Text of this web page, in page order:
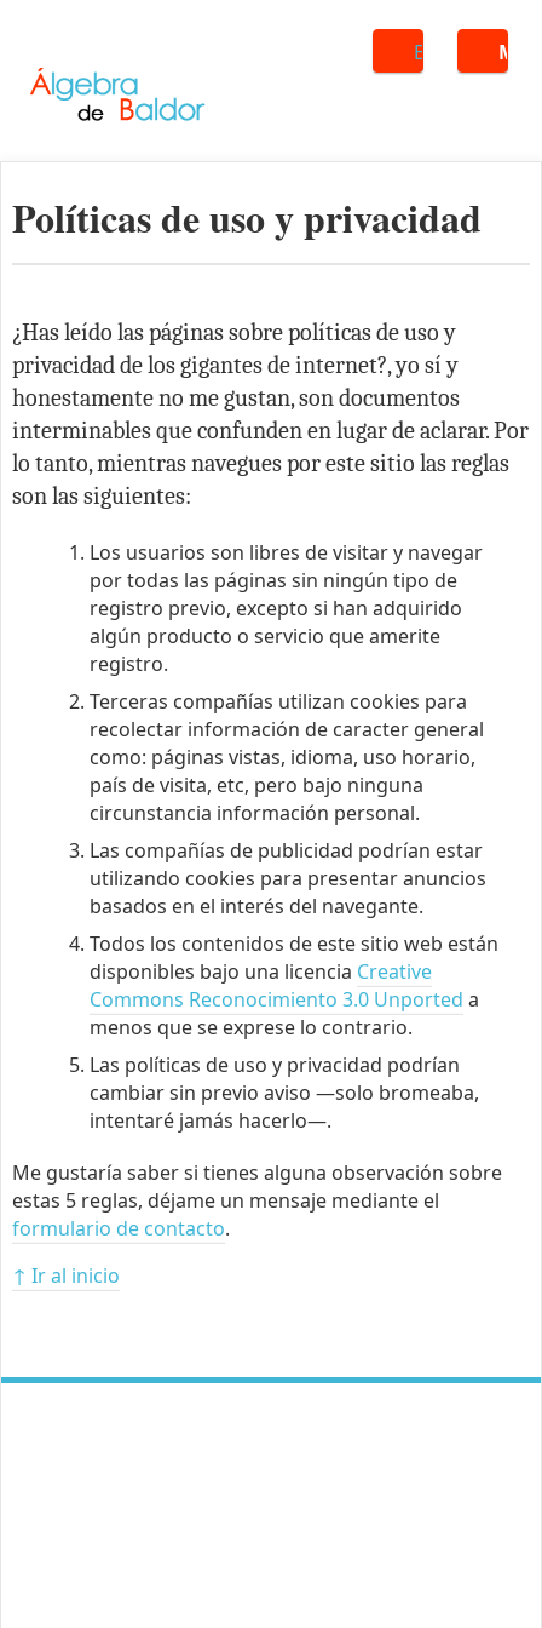
Buscar
Políticas de uso y privacidad
¿Has leído las páginas sobre políticas de uso y
privacidad de los gigantes de internet?, yo sí y
honestamente no me gustan, son documentos
interminables que confunden en lugar de aclarar. Por
lo tanto, mientras navegues por este sitio las reglas
son las siguientes:
Los usuarios son libres de visitar y navegar
por todas las páginas sin ningún tipo de
registro previo, excepto si han adquirido
algún producto o servicio que amerite
registro.
Terceras compañías utilizan cookies para
recolectar información de caracter general
como: páginas vistas, idioma, uso horario,
país de visita, etc, pero bajo ninguna
circunstancia información personal.
Las compañías de publicidad podrían estar
utilizando cookies para presentar anuncios
basados en el interés del navegante.
Todos los contenidos de este sitio web están
disponibles bajo una licencia Creative
Commons Reconocimiento 3.0 Unported a
menos que se exprese lo contrario.
Las políticas de uso y privacidad podrían
cambiar sin previo aviso —solo bromeaba,
intentaré jamás hacerlo—.
Me gustaría saber si tienes alguna observación sobre
estas 5 reglas, déjame un mensaje mediante el
formulario de contacto.
↑ Ir al inicio